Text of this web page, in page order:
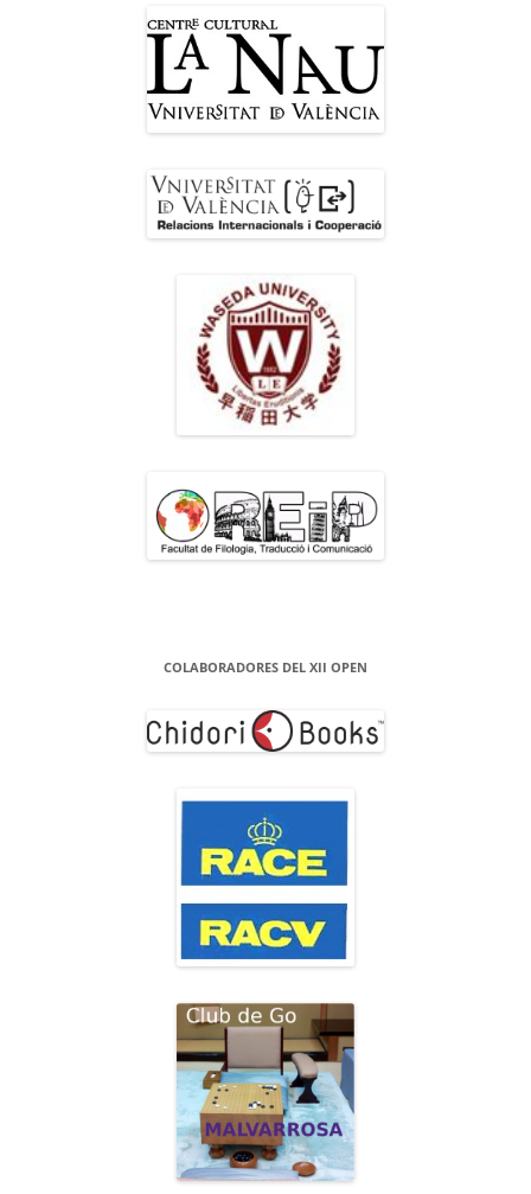
COLABORADORES DEL XII OPEN